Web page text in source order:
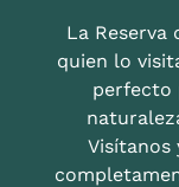
La Reserva
quien lo
perfecto
Visítanos